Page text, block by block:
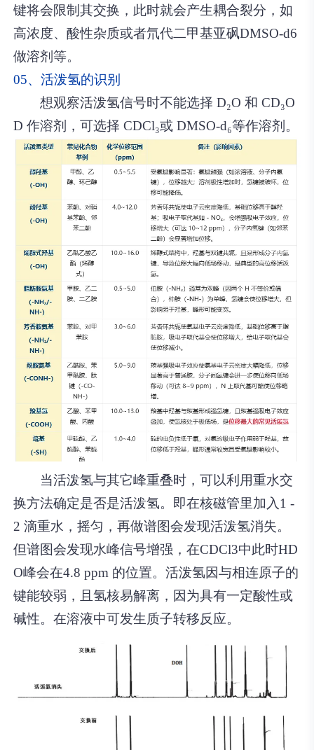
键将会限制其交换，此时就会产生耦合裂分，如
高浓度、酸性杂质或者氘代二甲基亚砜DMSO-d6
做溶剂等。
05、活泼氢的识别
想观察活泼氢信号时不能选择 D₂O 和 CD₃O
D 作溶剂，可选择 CDCl₃或 DMSO-d₆等作溶剂。
当活泼氢与其它峰重叠时，可以利用重水交
换方法确定是否是活泼氢。即在核磁管里加入1 -
2 滴重水，摇匀，再做谱图会发现活泼氢消失。
但谱图会发现水峰信号增强，在CDCl3中此时HD
O峰会在4.8 ppm 的位置。活泼氢因与相连原子的
键能较弱，且氢核易解离，因为具有一定酸性或
碱性。在溶液中可发生质子转移反应。